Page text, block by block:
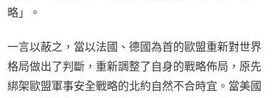
略」。
一言以蔽之，當以法國、德國為首的歐盟重新對世界
格局做出了判斷，重新調整了自身的戰略佈局，原先
綁架歐盟軍事安全戰略的北約自然不合時宜。當美國